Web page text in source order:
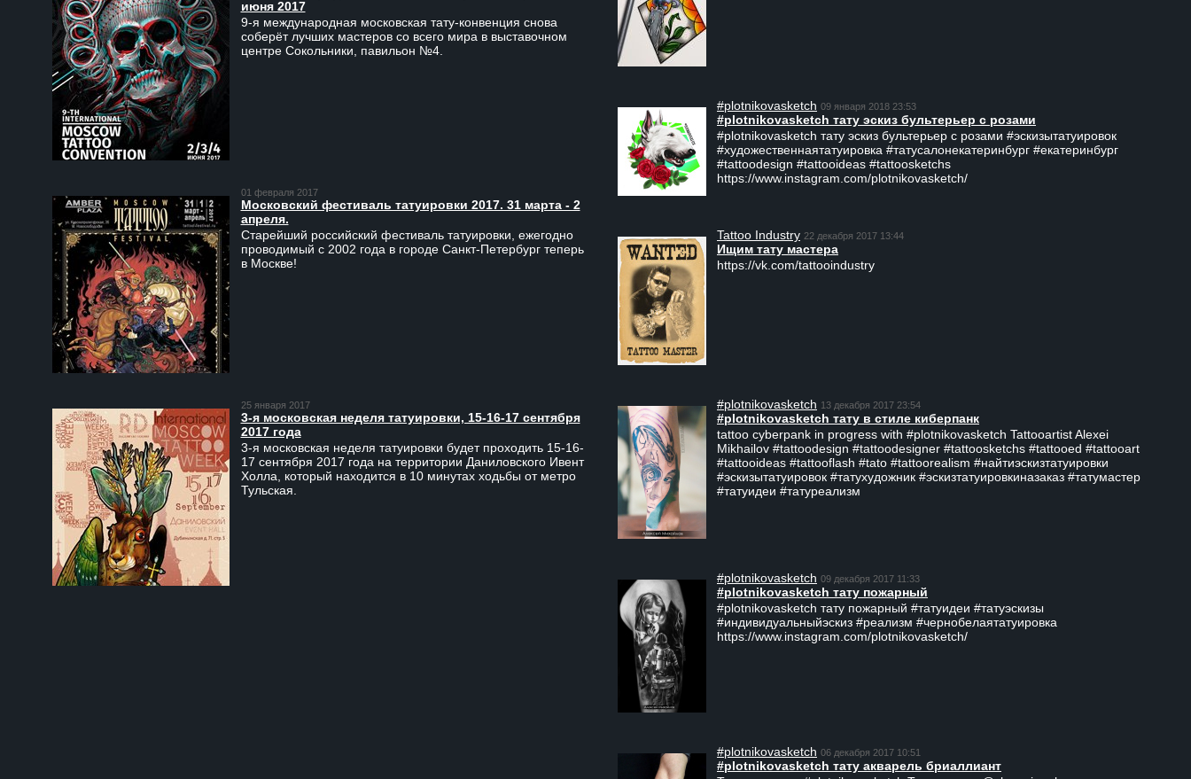
июня 2017
9-я международная московская тату-конвенция снова
соберёт лучших мастеров со всего мира в выставочном
центре Сокольники, павильон №4.
01 февраля 2017
Московский фестиваль татуировки 2017. 31 марта - 2
апреля.
Старейший российский фестиваль татуировки, ежегодно
проводимый с 2002 года в городе Санкт-Петербург теперь
в Москве!
25 января 2017
3-я московская неделя татуировки, 15-16-17 сентября
2017 года
3-я московская неделя татуировки будет проходить 15-16-
17 сентября 2017 года на территории Даниловского Ивент
Холла, который находится в 10 минутах ходьбы от метро
Тульская.
#plotnikovasketch 09 января 2018 23:53
#plotnikovasketch тату эскиз бультерьер с розами
#plotnikovasketch тату эскиз бультерьер с розами #эскизытатуировок
#художественнаятатуировка #татусалонекатеринбург #екатеринбург
#tattoodesign #tattooideas #tattoosketchs
https://www.instagram.com/plotnikovasketch/
Tattoo Industry 22 декабря 2017 13:44
Ищим тату мастера
https://vk.com/tattooindustry
#plotnikovasketch 13 декабря 2017 23:54
#plotnikovasketch тату в стиле киберпанк
tattoo cyberpank in progress with #plotnikovasketch Tattooartist Alexei
Mikhailov #tattoodesign #tattoodesigner #tattoosketchs #tattooed #tattooart
#tattooideas #tattooflash #tato #tattoorealism #найтиэскизтатуировки
#эскизытатуировок #татухудожник #эскизтатуировкиназаказ #татумастер
#татуидеи #татуреализм
#plotnikovasketch 09 декабря 2017 11:33
#plotnikovasketch тату пожарный
#plotnikovasketch тату пожарный #татуидеи #татуэскизы
#индивидуальныйэскиз #реализм #чернобелаятатуировка
https://www.instagram.com/plotnikovasketch/
#plotnikovasketch 06 декабря 2017 10:51
#plotnikovasketch тату акварель бриаллиант